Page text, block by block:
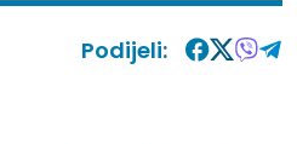
Podijeli: